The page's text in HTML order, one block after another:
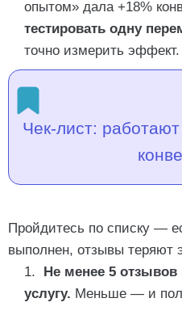
опытом» дала +18%
тестировать одну
точно измерить эффект.
Чек-лист:
Пройдитесь по списку —
выполнен, отзывы теряют
Не менее 5
услугу. Меньше — и